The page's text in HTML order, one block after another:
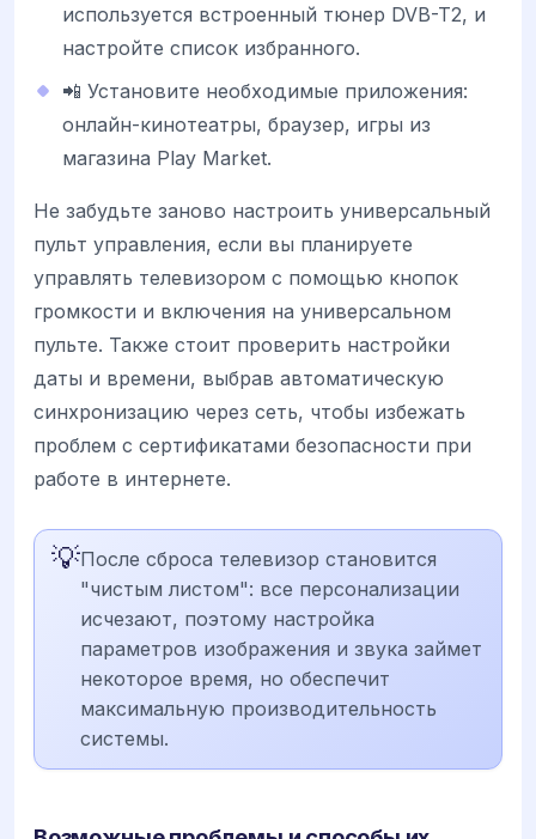
используется встроенный тюнер DVB-T2, и
настройте список избранного.
📲 Установите необходимые приложения:
онлайн-кинотеатры, браузер, игры из
магазина Play Market.
Не забудьте заново настроить универсальный
пульт управления, если вы планируете
управлять телевизором с помощью кнопок
громкости и включения на универсальном
пульте. Также стоит проверить настройки
даты и времени, выбрав автоматическую
синхронизацию через сеть, чтобы избежать
проблем с сертификатами безопасности при
работе в интернете.
💡После сброса телевизор становится
"чистым листом": все персонализации
исчезают, поэтому настройка
параметров изображения и звука займет
некоторое время, но обеспечит
максимальную производительность
системы.